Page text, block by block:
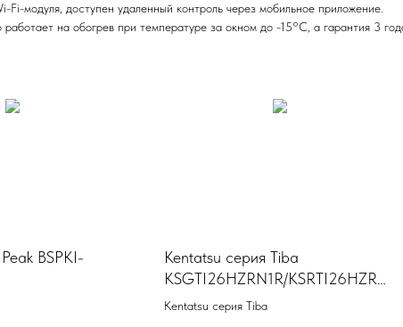
Fi-модуля, доступен удаленный контроль через мобильное приложение.
на обогрев при температуре за окном до -15°C, а гарантия 3
BSPKI-
Kentatsu серия Tiba
KSGTI26HZRN1R/KSRTI26HZRN1
R
Kentatsu серия Tiba